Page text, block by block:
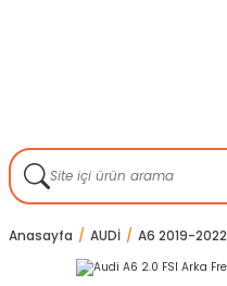
Anasayfa AUDİ A6 2019-2022